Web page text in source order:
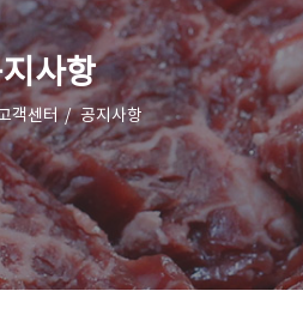
사항
객센터 공지사항